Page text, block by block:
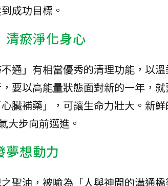
成功目標。
清瘀淨化身心
通」有相當優秀的清理功能，以
要以高能量狀態面對新的一年，
臟補藥」，可讓生命力壯大。新
大步向前邁進。
夢想動力
聖油，被喻為「人與神間的溝通